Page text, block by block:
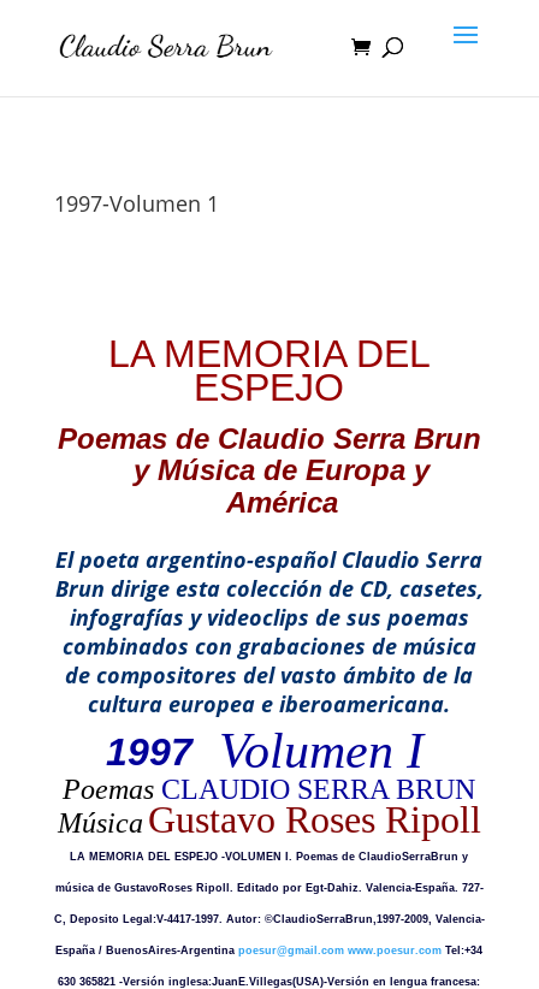
1997-Volumen 1
LA MEMORIA DEL
ESPEJO
Poemas de Claudio Serra Brun
y Música de Europa y
América
El poeta argentino-español Claudio Serra
Brun dirige esta colección de CD, casetes,
infografías y videoclips de sus poemas
combinados con grabaciones de música
de compositores del vasto ámbito de la
cultura europea e iberoamericana.
1997 Volumen I
Poemas CLAUDIO SERRA BRUN
Música Gustavo Roses Ripoll
LA MEMORIA DEL ESPEJO -VOLUMEN I. Poemas de ClaudioSerraBrun y
música de GustavoRoses Ripoll. Editado por Egt-Dahiz. Valencia-España. 727-
C, Deposito Legal:V-4417-1997. Autor: ©ClaudioSerraBrun,1997-2009, Valencia-
España / BuenosAires-Argentinapoesur@gmail.com www.poesur.com Tel:+34
630 365821 -Versión inglesa:JuanE.Villegas(USA)-Versión en lengua francesa: